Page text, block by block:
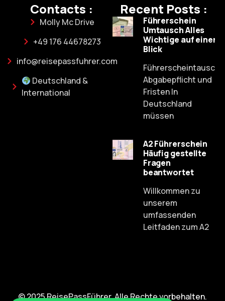
Contacts :
Molly Mc Drive
+49 176 44678273
info@reisepassfuhrer.com
Deutschland &
International
Recent Posts :
Führerschein
Umtausch Alles
Wichtige auf einen
Blick
Führerscheintausch:
Abgabepflicht und
Fristen In
Deutschland
müssen
A2 Führerschein
Häufig gestellte
Fragen
beantwortet
Willkommen zu
unserem
umfassenden
Leitfaden zum A2
© 2025 ReisePassFührer. Alle Rechte vorbehalten.
Chinese
Spanish
Russian